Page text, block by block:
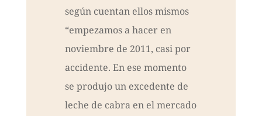
según cuentan ellos mismos
“empezamos a hacer en
noviembre de 2011, casi por
accidente. En ese momento
se produjo un excedente de
leche de cabra en el mercado